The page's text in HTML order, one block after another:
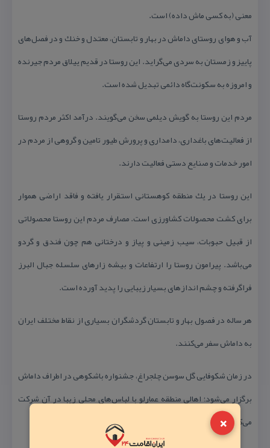
×
معنی (به كسی ماش داده) است.
آب و هوای روستای داماش در بهار و تابستان، معتدل و خنك و در فصل‌های
پاییز و زمستان به سردی می‌گراید. این روستا در قدیم ییلاق مردم جیرنده
و امروزه به سكونت‌گاه دائمی تبدیل شده است.
مردم این روستا به گویش دیلمی سخن می‌گویند. درآمد اكثر مردم روستا
از فعالیت‌های باغداری، دامداری و پرورش طیور تامین و گروهی از مردم در
امور خدمات و صنایع دستی فعالیت دارند.
این روستا در یك منطقه كوهستانی استقرار یافته و فاقد اراضی هموار
برای كشت محصولات كشاورزی است. مصارف مردم این روستا محصولاتی
از قبیل حبوبات، سیب زمینی و پیاز و درختانی هم چون فندق و گردو
می‌باشد. پیرامون روستا را ارتفاعات و بیشه زارهای سلسله جبال البرز
فراگرفته و چشم اندازهای بسیار زیبایی را پدید آورده است.
هر ساله در فصول بهار و تابستان گردشگران بسیاری از نقاط مختلف ایران
به داماش سفر می‌كنند.
در زمان شكوفایی گل سوسن چلجراغ، جشنواره باشكوهی در اطراف داماش
برگزار می‏‌شود؛ اهالی منطقه عمارلو با لباس‏‌های محلی زیبا در آن شركت
می‏‌كنند و با شادی و نشاط مراسم ویژه‌ای را بر پا می‌كنند.